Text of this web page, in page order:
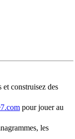
et construisez des
pour jouer au
les